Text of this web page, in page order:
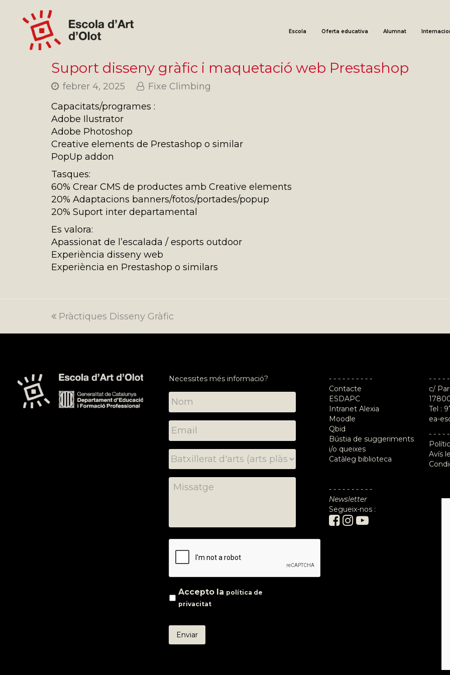
Escola Oferta educativa Alumnat
Suport disseny gràfic i maquetació web Prestashop
febrer 4, 2025
Fixe Climbing
Capacitats/programes :
Adobe Ilustrator
Adobe Photoshop
Creative elements de Prestashop o similar
PopUp addon
Tasques:
60% Crear CMS de productes amb Creative elements
20% Adaptacions banners/fotos/portades/popup
20% Suport inter departamental
Es valora:
Apassionat de l’escalada / esports outdoor
Experiència disseny web
Experiència en Prestashop o similars
previous
Pràctiques Disseny Gràfic
Necessites més informació?
Accepto la política de
privacitat
- - - - - - - - - -
Contacte
ESDAPC
Intranet Alexia
Moodle
Qbid
Bústia de suggeriments
i/o queixes
Catàleg biblioteca
- - - - - - - - - -
Newsletter
Segueix-nos :
- - - -
c/
Tel :
ea-
- - - -
Avís